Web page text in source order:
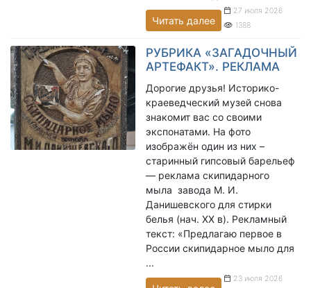
27 июля 2026
1388
Читать далее
РУБРИКА «ЗАГАДОЧНЫЙ
АРТЕФАКТ». РЕКЛАМА
Дорогие друзья! Историко-
краеведческий музей снова
знакомит вас со своими
экспонатами. На фото
изображён один из них –
старинный гипсовый барельеф
— реклама скипидарного
мыла завода М. И.
Данишевского для стирки
белья (нач. XX в). Рекламный
текст: «Предлагаю первое в
России скипидарное мыло для
...
23 июля 2026